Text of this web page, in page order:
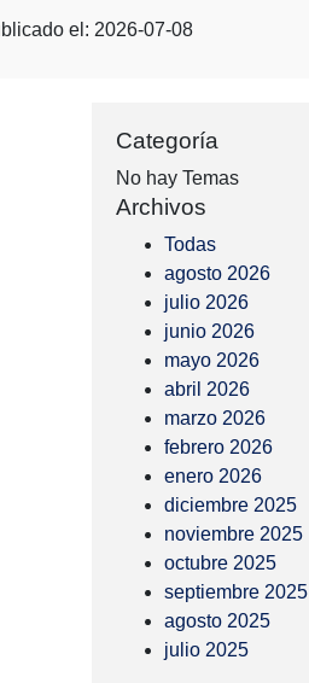
el: 2026-07-08
Categoría
No hay Temas
Archivos
Todas
agosto 2026
julio 2026
junio 2026
mayo 2026
abril 2026
marzo 2026
febrero 2026
enero 2026
diciembre 2025
noviembre 2025
octubre 2025
septiembre 2025
agosto 2025
julio 2025